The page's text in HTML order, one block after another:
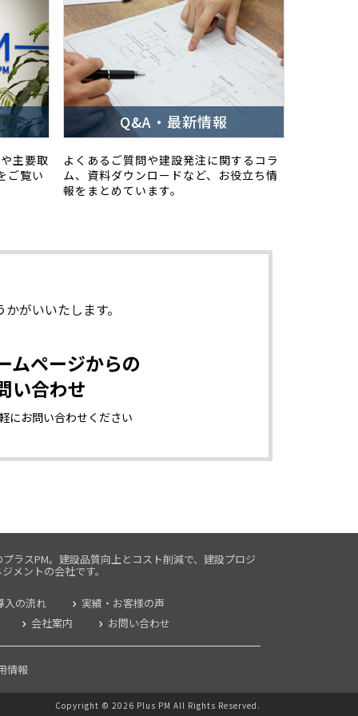
主要取
ご覧い
Q&A・最新情報
よくあるご質問や建設発注に関するコラ
ム、資料ダウンロードなど、お役立ち情
報をまとめています。
がいいたします。
ムページからの
い合わせ
にお問い合わせください
ラスPM。建設品質向上とコスト削減で、建設プロジ
メントの会社です。
入の流れ
実績・お客様の声
会社案内
お問い合わせ
情報
Copyright © 2026 Plus PM All Rights Reserved.